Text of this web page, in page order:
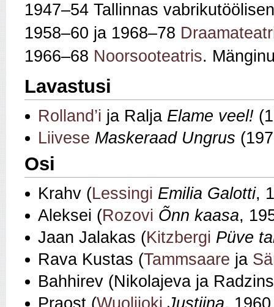
1947–54 Tallinnas
1958–60 ja 1968–78
1966–68 Noorsooteatris.
Lavastusi
Rolland’i ja Ralja Elame veel!
Liivese Maskeraad Ungrus
Osi
Krahv (Lessingi Emilia Galotti,
Aleksei (Rozovi Õnn kaasa,
Jaan Jalakas (Kitzbergi Püve
Rava Kustas (Tammsaare ja
Bahhirev (Nikolajeva ja